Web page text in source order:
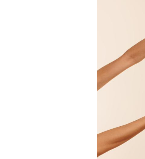
Bébés,
quelle
quels